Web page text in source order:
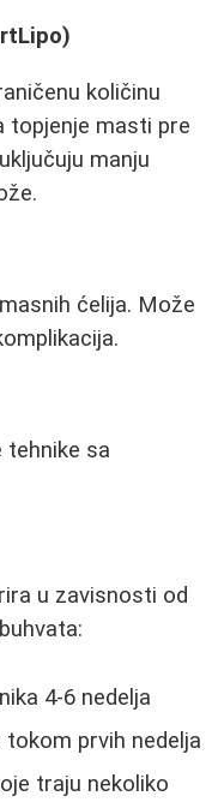
količinu
topjenje masti pre
manju
ćelija. Može
tehnike sa
u zavisnosti od
4-6 nedelja
prvih nedelja
traju nekoliko